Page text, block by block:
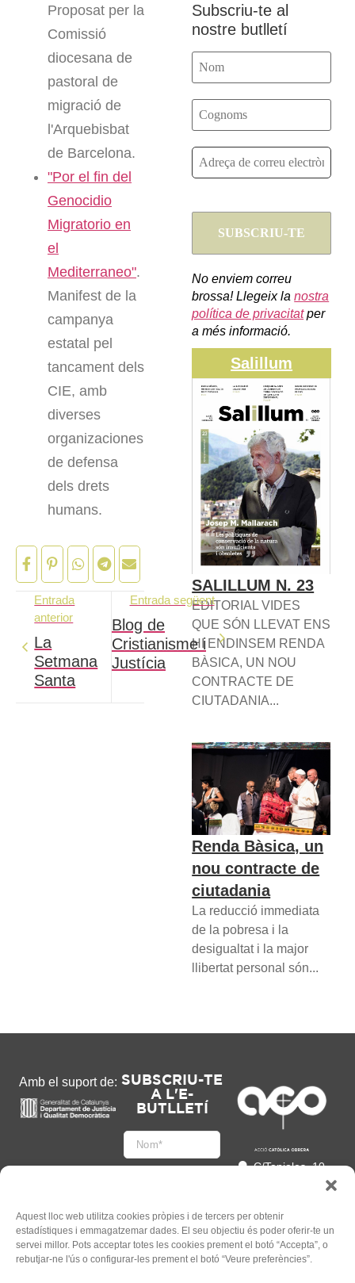
Aquest lloc web utilitza cookies pròpies i de tercers per obtenir
estadístiques i emmagatzemar dades. El seu objectiu és poder oferir-te un
servei millor. Pots acceptar totes les cookies prement el botó “Accepta”, o
rebutjar-ne l'ús o configurar-les prement el botó “Veure preferències”.
Proposat per la
Comissió
diocesana de
pastoral de
migració de
l'Arquebisbat
de Barcelona.
"Por el fin del
Genocidio
Migratorio en
el
Mediterraneo".
Manifest de la
campanya
estatal pel
tancament dels
CIE, amb
diverses
organizaciones
de defensa
dels drets
humans.
Entrada
anterior
La
Setmana
Santa
Entrada següent
Blog de
Cristianisme i
Justícia
Subscriu-te al
nostre butlletí
No enviem correu
brossa! Llegeix lanostra
política de privacitatper
a més informació.
Salillum
SALILLUM N. 23
EDITORIAL VIDES
QUE SÓN LLEVAT ENS
HI ENDINSEM RENDA
BÀSICA, UN NOU
CONTRACTE DE
CIUTADANIA...
Renda Bàsica, un
nou contracte de
ciutadania
La reducció immediata
de la pobresa i la
desigualtat i la major
llibertat personal són...
Amb el suport de: SUBSCRIU-TE
A L'E-
BUTLLETÍ
Accepto
l'Informació legal
C/Tapioles, 10
93 505 86 86
hola@acocat.org